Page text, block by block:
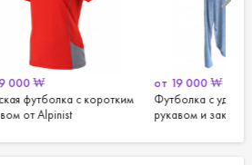
Футболка с удлиненным
рукавом и закругленным